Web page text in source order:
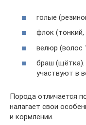
голые
флок
велюр (волос
браш (щётка).
участвуют в
Порода отличается
налагает свои
и кормлении.